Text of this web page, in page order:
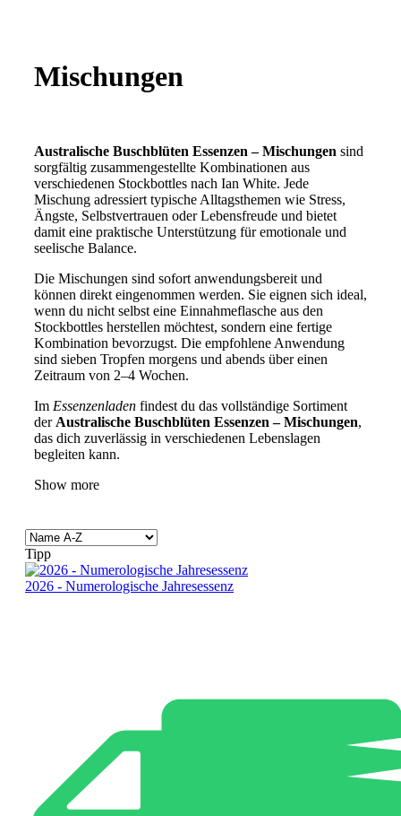
Mischungen
Australische Buschblüten Essenzen – Mischungen sind
sorgfältig zusammengestellte Kombinationen aus
verschiedenen Stockbottles nach Ian White. Jede
Mischung adressiert typische Alltagsthemen wie Stress,
Ängste, Selbstvertrauen oder Lebensfreude und bietet
damit eine praktische Unterstützung für emotionale und
seelische Balance.
Die Mischungen sind sofort anwendungsbereit und
können direkt eingenommen werden. Sie eignen sich ideal,
wenn du nicht selbst eine Einnahmeflasche aus den
Stockbottles herstellen möchtest, sondern eine fertige
Kombination bevorzugst. Die empfohlene Anwendung
sind sieben Tropfen morgens und abends über einen
Zeitraum von 2–4 Wochen.
Im Essenzenladen findest du das vollständige Sortiment
der Australische Buschblüten Essenzen – Mischungen,
das dich zuverlässig in verschiedenen Lebenslagen
begleiten kann.
Show more
Tipp
2026 - Numerologische Jahresessenz